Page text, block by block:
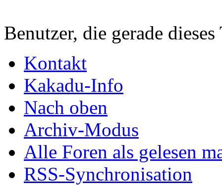
Benutzer, die gerade
Kontakt
Kakadu-Info
Nach oben
Archiv-Modus
Alle Foren als gelesen
RSS-Synchronisation